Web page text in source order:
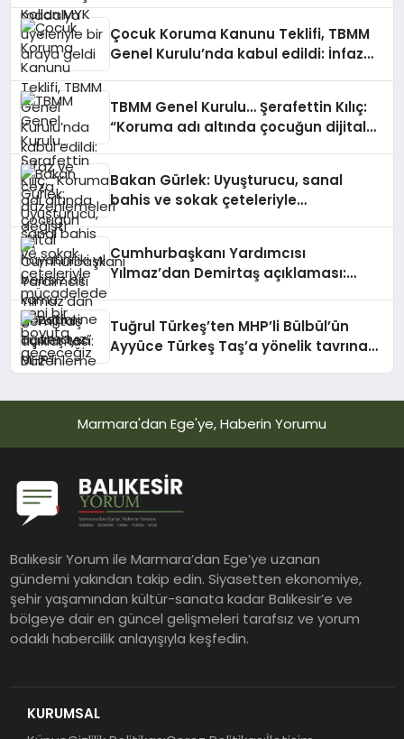
Çocuk Koruma Kanunu Teklifi, TBMM
Genel Kurulu’nda kabul edildi: İnfaz
TBMM Genel Kurulu… Şerafettin Kılıç:
“Koruma adı altında çocuğun dijital
Bakan Gürlek: Uyuşturucu, sanal
bahis ve sokak çeteleriyle
Cumhurbaşkanı Yardımcısı
Yılmaz’dan Demirtaş açıklaması:
Tuğrul Türkeş’ten MHP’li Bülbül’ün
Ayyüce Türkeş Taş’a yönelik tavrına
Marmara'dan Ege'ye, Haberin Yorumu
Balıkesir Yorum ile Marmara’dan Ege’ye uzanan
gündemi yakından takip edin. Siyasetten ekonomiye,
şehir yaşamından kültür-sanata kadar Balıkesir’e ve
bölgeye dair en güncel gelişmeleri tarafsız ve yorum
odaklı habercilik anlayışıyla keşfedin.
KURUMSAL